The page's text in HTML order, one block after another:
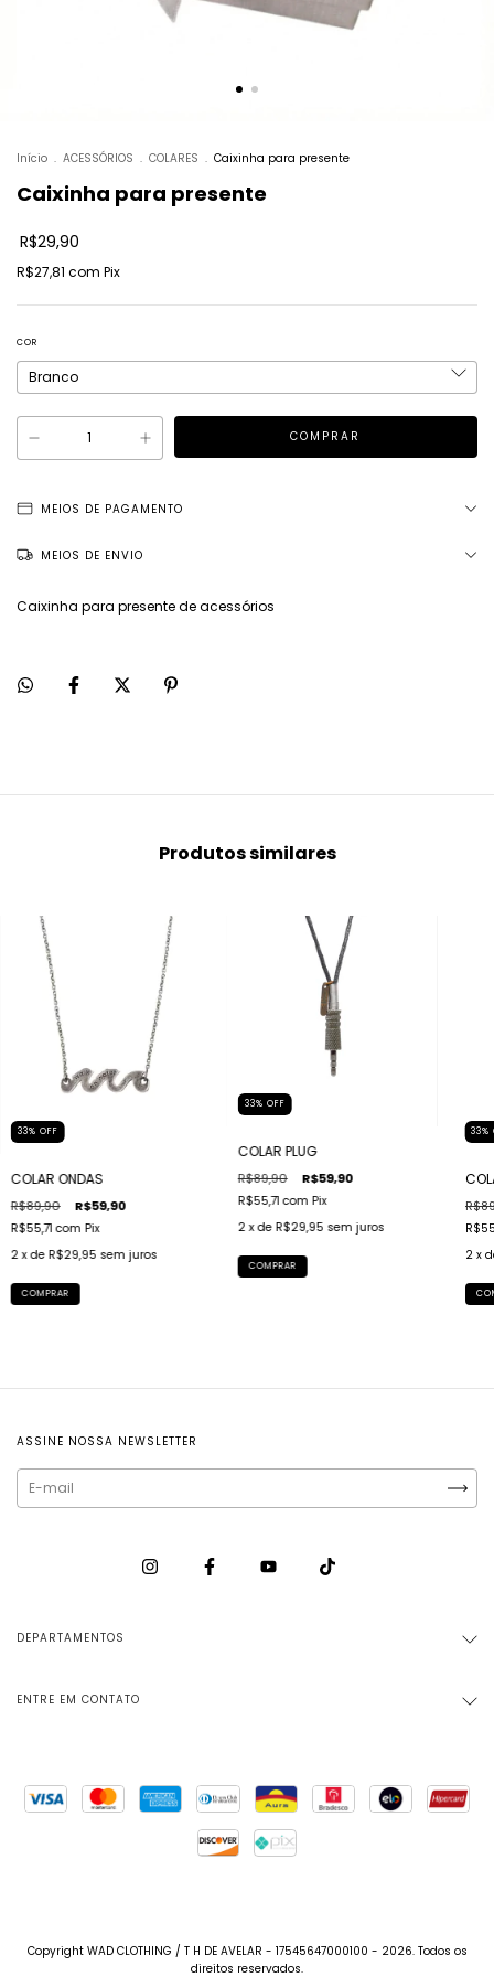
Início . ACESSÓRIOS . COLARES . Caixinha para presente
Caixinha para presente
R$29,90
R$27,81 com Pix
COR
MEIOS DE PAGAMENTO
MEIOS DE ENVIO
Caixinha para presente de acessórios
Produtos similares
33% OFF
COLAR ONDAS
R$89,90 R$59,90
R$55,71com Pix
2 x de R$29,95 sem juros
COMPRAR
33% OFF
COLAR PLUG
R$89,90 R$59,90
R$55,71com Pix
2 x de R$29,95 sem juros
COMPRAR
33%
2 x
ASSINE NOSSA NEWSLETTER
DEPARTAMENTOS
ENTRE EM CONTATO
Copyright WAD CLOTHING / T H DE AVELAR - 17545647000100 - 2026. Todos os
direitos reservados.